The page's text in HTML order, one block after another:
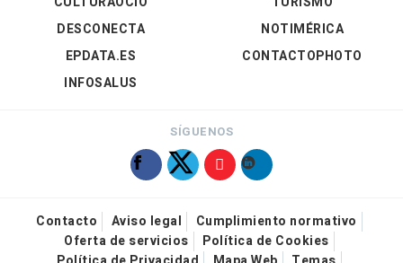
DESCONECTA
EPDATA.ES
INFOSALUS
NOTIMÉRICA
CONTACTOPHOTO
SÍGUENOS
Contacto Aviso legal
Cumplimiento normativo
Oferta de servicios
Política de Cookies